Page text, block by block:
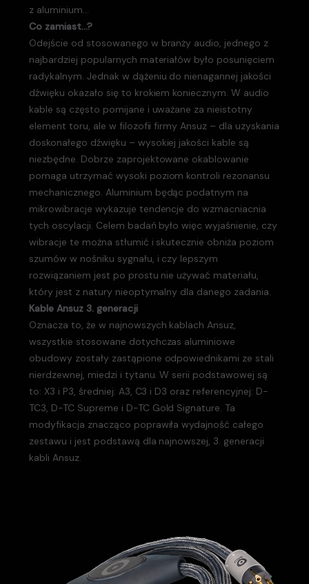
z aluminium…
Co zamiast…?
Odejście od stosowanego w branży audio, jednego z
najbardziej popularnych materiałów było posunięciem
radykalnym. Jednak w dążeniu do nienagannej jakości
dźwięku okazało się to krokiem koniecznym. W audio
kable są często pomijane i uważane za nieistotny
element toru, ale w filozofii firmy Ansuz – dla uzyskania
doskonałego dźwięku – wysokiej jakości kable są
niezbędne. Dobrze zaprojektowane okablowanie
pomaga utrzymać wysoki poziom kontroli rezonansu
mechanicznego. Aluminium będąc podatnym na
mikrowibracje wykazuje tendencje do wzmacniacnia
tych oscylacji. Celem badań było więc wyjaśnienie, czy
wibracje te można stłumić i skutecznie obniża poziom
szumów w nośniku sygnału, i czy lepszym
rozwiązaniem jest po prostu nie używać materiału,
który jest z natury nieoptymalny dla danego zadania.
Kable Ansuz 3. generacji
Oznacza to, że w najnowszych kablach Ansuz,
wszystkie stosowane dotychczas aluminiowe
obudowy zostały zastąpione odpowiednikami ze stali
nierdzewnej, miedzi i tytanu. W serii podstawowej są
to: X3 i P3, średniej: A3, C3 i D3 oraz referencyjnej: D-
TC3, D-TC Supreme i D-TC Gold Signature. Ta
modyfikacja znacząco poprawiła wydajność całego
zestawu i jest podstawą dla najnowszej, 3. generacji
kabli Ansuz.